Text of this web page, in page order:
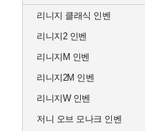
리니지 클래식 인벤
리니지2 인벤
리니지M 인벤
리니지2M 인벤
리니지W 인벤
저니 오브 모나크 인벤